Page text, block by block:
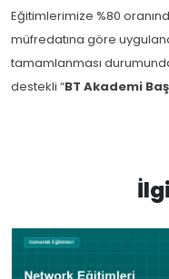
Eğitimlerimize %80
müfredatına göre
tamamlanması
destekli “BT Akademi